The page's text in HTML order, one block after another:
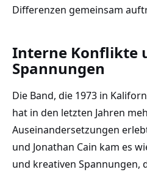
Differenzen gemeinsam
Interne Konflikte
Spannungen
Die Band, die 1973 in
hat in den letzten Jahren
Auseinandersetzungen
und Jonathan Cain kam es
und kreativen Spannungen,